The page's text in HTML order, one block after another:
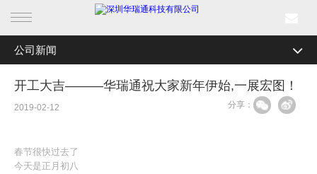
首页
产品中心
解决方案
公司新闻
全部分类公司新闻
行业资讯
最新活动
开工大吉———华瑞通祝大家新年伊始,一展宏图！
2019-02-12 分享：
春节很快过去了
今天是正月初八